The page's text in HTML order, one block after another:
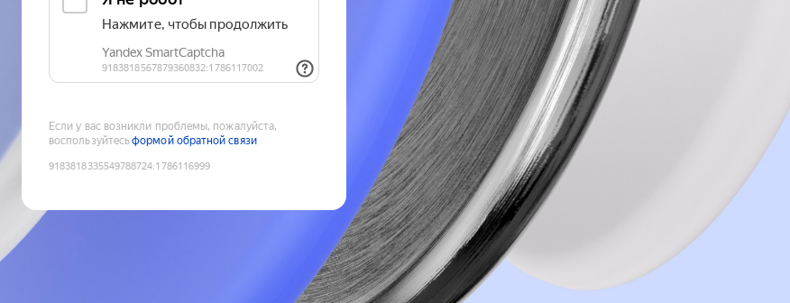
Если у вас возникли проблемы, пожалуйста,
воспользуйтесьформой обратной связи
9183818335549788724:1786116999